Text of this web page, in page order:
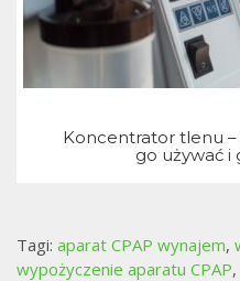
Koncentrator tlenu –
go używać i
Tagi: aparat CPAP wynajem,
wypożyczenie aparatu CPAP,